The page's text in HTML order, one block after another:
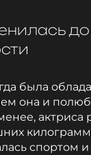
до
была
она и
актриса
спортом